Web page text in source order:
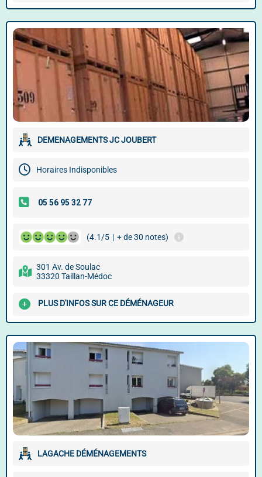
DEMENAGEMENTS JC JOUBERT
Horaires Indisponibles
(4.1/5 | + de 30 notes)
301 Av. de Soulac
33320 Taillan-Médoc
PLUS D'INFOS SUR CE DÉMÉNAGEUR
LAGACHE DÉMÉNAGEMENTS